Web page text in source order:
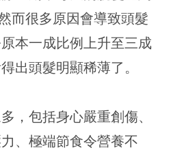
而很多原因會導致頭髮
本一成比例上升至三成
出頭髮明顯稀薄了。
，包括身心嚴重創傷、
、極端節食令營養不